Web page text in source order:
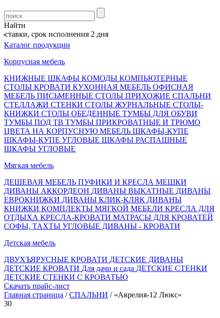
Найти
срок исполнения 2 дня
Каталог продукции
Корпусная мебель
КНИЖНЫЕ ШКАФЫ КОМОДЫ КОМПЬЮТЕРНЫЕ
СТОЛЫ КРОВАТИ КУХОННАЯ МЕБЕЛЬ ОФИСНАЯ
МЕБЕЛЬ ПИСЬМЕННЫЕ СТОЛЫ ПРИХОЖИЕ СПАЛЬНИ
СТЕЛЛАЖИ СТЕНКИ СТОЛЫ ЖУРНАЛЬНЫЕ СТОЛЫ-
КНИЖКИ СТОЛЫ ОБЕДЕННЫЕ ТУМБЫ ДЛЯ ОБУВИ
ТУМБЫ ПОД ТВ ТУМБЫ ПРИКРОВАТНЫЕ И ТРЮМО
ЦВЕТА НА КОРПУСНУЮ МЕБЕЛЬ ШКАФЫ-КУПЕ
ШКАФЫ-КУПЕ УГЛОВЫЕ ШКАФЫ РАСПАШНЫЕ
ШКАФЫ УГЛОВЫЕ
Мягкая мебель
ДЕШЕВАЯ МЕБЕЛЬ ПУФИКИ И КРЕСЛА МЕШКИ
ДИВАНЫ АККОРДЕОН ДИВАНЫ ВЫКАТНЫЕ ДИВАНЫ
ЕВРОКНИЖКИ ДИВАНЫ КЛИК-КЛЯК ДИВАНЫ
КНИЖКИ КОМПЛЕКТЫ МЯГКОЙ МЕБЕЛИ КРЕСЛА ДЛЯ
ОТДЫХА КРЕСЛА-КРОВАТИ МАТРАСЫ ДЛЯ КРОВАТЕЙ
СОФЫ, ТАХТЫ УГЛОВЫЕ ДИВАНЫ - КРОВАТИ
Детская мебель
ДВУХЪЯРУСНЫЕ КРОВАТИ ДЕТСКИЕ ДИВАНЫ
ДЕТСКИЕ КРОВАТИ Для дачи и сада ДЕТСКИЕ СТЕНКИ
ДЕТСКИЕ СТЕНКИ С КРОВАТЬЮ
Скачать прайс-лист
Главная страница /СПАЛЬНИ / «Аврелия-12 Люкс»
30